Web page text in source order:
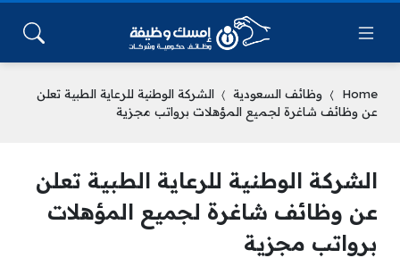
Home وظائف السعودية
الشركة الوطنية للرعاية الطبية تعلن
عن وظائف شاغرة لجميع المؤهلات برواتب مجزية
الشركة الوطنية للرعاية الطبية تعلن
عن وظائف شاغرة لجميع المؤهلات
برواتب مجزية